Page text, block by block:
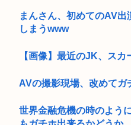
まんさん、初めてのAV
しまうwww
【画像】最近のJK、ス
AVの撮影現場、改めて
世界金融危機の時のよう